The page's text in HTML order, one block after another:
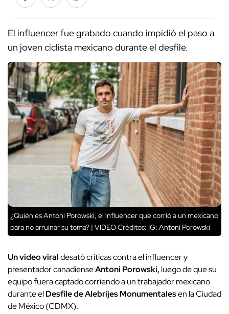
El influencer fue grabado cuando impidió el paso a
un joven ciclista mexicano durante el desfile.
¿Quién es Antoni Porowski, el influencer que corrió a un mexicano
para no arruinar su toma? | VIDEOCréditos: IG: Antoni Porowski
Unvideo viraldesató críticas contra el influencer y
presentador canadienseAntoni Porowski, luego de que su
equipo fuera captado corriendo a un trabajador mexicano
durante elDesfile de Alebrijes Monumentalesen la Ciudad
de México (CDMX).